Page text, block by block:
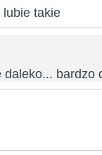
takie
daleko... bardzo